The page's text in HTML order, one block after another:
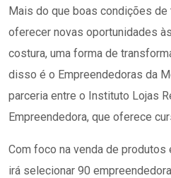
Mais do que boas condições de
oferecer novas oportunidades
costura, uma forma de
disso é o Empreendedoras da
parceria entre o Instituto Lojas
Empreendedora, que oferece
Com foco na venda de
irá selecionar 90